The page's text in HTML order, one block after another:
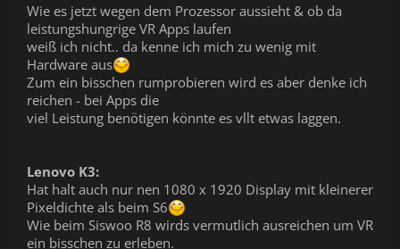
Wie es jetzt wegen dem Prozessor aussieht & ob da
leistungshungrige VR Apps laufen
weiß ich nicht.. da kenne ich mich zu wenig mit
Hardware aus
Zum ein bisschen rumprobieren wird es aber denke ich
reichen - bei Apps die
viel Leistung benötigen könnte es vllt etwas laggen.
Lenovo K3:
Hat halt auch nur nen 1080 x 1920 Display mit kleinerer
Pixeldichte als beim S6
Wie beim Siswoo R8 wirds vermutlich ausreichen um VR
ein bisschen zu erleben.